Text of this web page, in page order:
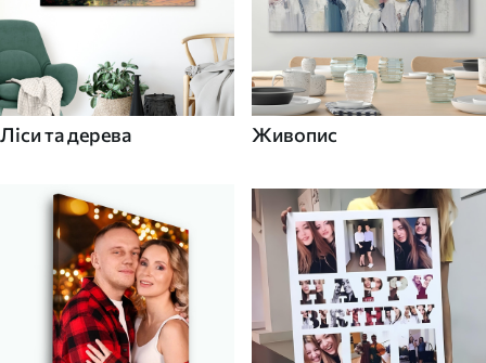
Ліси та дерева Живопис